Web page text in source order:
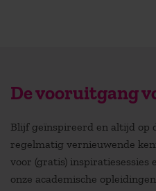
De vooruitgang
Blijf geïnspireerd en altijd op
regelmatig vernieuwende
voor (gratis) inspiratiesessies
onze academische